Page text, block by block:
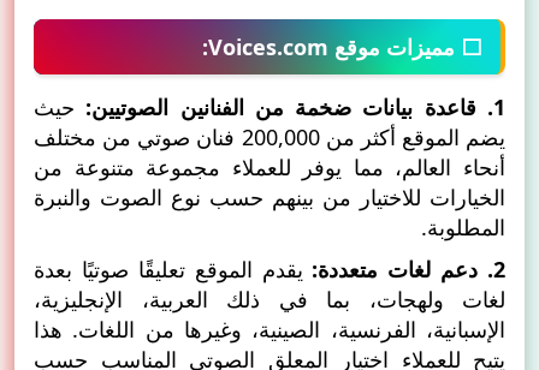
⬜ مميزات موقع Voices.com:
1. قاعدة بيانات ضخمة من الفنانين الصوتيين:
حيث
يضم الموقع أكثر من 200,000 فنان صوتي من مختلف
أنحاء العالم، مما يوفر للعملاء مجموعة متنوعة من
الخيارات للاختيار من بينهم حسب نوع الصوت والنبرة
المطلوبة.
2. دعم لغات متعددة:
يقدم الموقع تعليقًا صوتيًا بعدة
لغات ولهجات، بما في ذلك العربية، الإنجليزية،
الإسبانية، الفرنسية، الصينية، وغيرها من اللغات. هذا
يتيح للعملاء اختيار المعلق الصوتي المناسب حسب